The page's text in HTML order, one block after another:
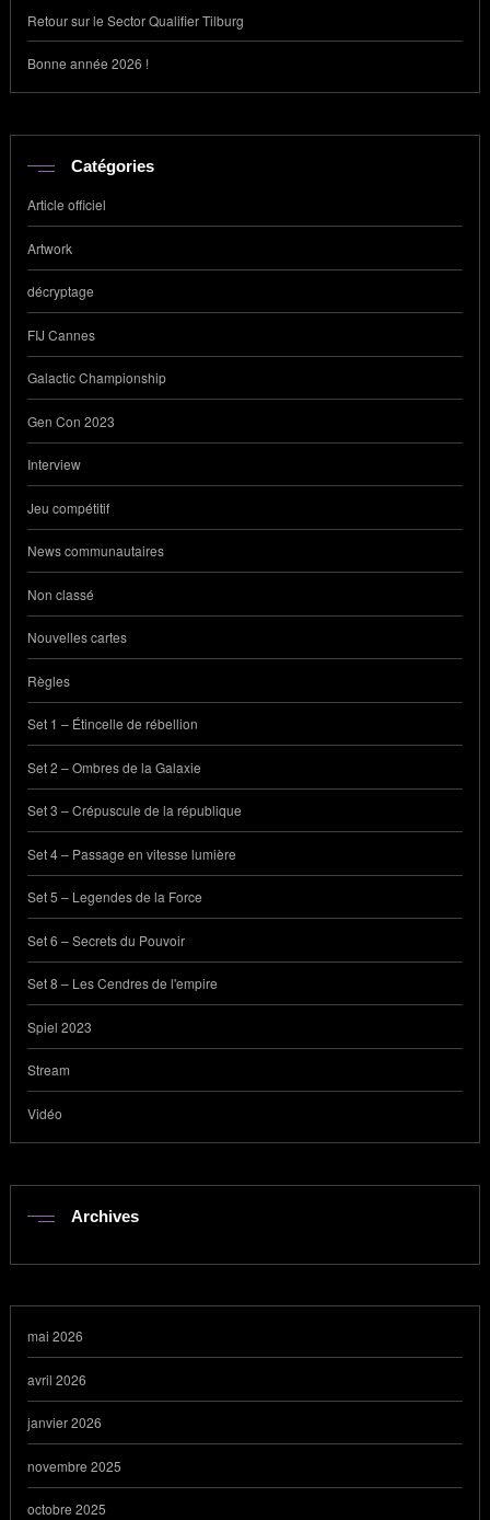
Retour sur le Sector Qualifier Tilburg
Bonne année 2026 !
Catégories
Article officiel
Artwork
décryptage
FIJ Cannes
Galactic Championship
Gen Con 2023
Interview
Jeu compétitif
News communautaires
Non classé
Nouvelles cartes
Règles
Set 1 – Étincelle de rébellion
Set 2 – Ombres de la Galaxie
Set 3 – Crépuscule de la république
Set 4 – Passage en vitesse lumière
Set 5 – Legendes de la Force
Set 6 – Secrets du Pouvoir
Set 8 – Les Cendres de l'empire
Spiel 2023
Stream
Vidéo
Archives
mai 2026
avril 2026
janvier 2026
novembre 2025
octobre 2025